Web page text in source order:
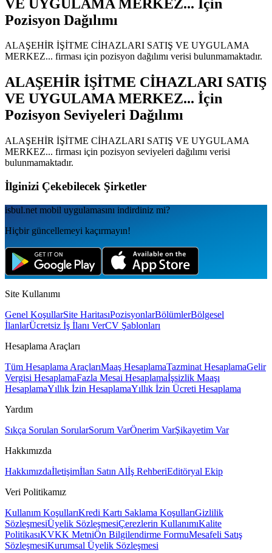
VE UYGULAMA MERKEZ... İçin
Pozisyon Dağılımı
ALAŞEHİR İŞİTME CİHAZLARI SATIŞ VE UYGULAMA
MERKEZ... firması için pozisyon dağılımı verisi bulunmamaktadır.
ALAŞEHİR İŞİTME CİHAZLARI SATIŞ
VE UYGULAMA MERKEZ... İçin
Pozisyon Seviyeleri Dağılımı
ALAŞEHİR İŞİTME CİHAZLARI SATIŞ VE UYGULAMA
MERKEZ... firması için pozisyon seviyeleri dağılımı verisi
bulunmamaktadır.
İlginizi Çekebilecek Şirketler
isbul.net mobil uygulamаsını indirdiniz mi?
Hiçbir güncellemeyi kaçırmayın!
Site Kullanımı
Genel KoşullarSite HaritasıPozisyonlarBölümlerBölgesel
İlanlarÜcretsiz İş İlanı VerCV Şablonları
Hesaplama Araçları
Tüm Hesaplama AraçlarıMaaş HesaplamaTazminat HesaplamaGelir
Vergisi HesaplamaFazla Mesai Hesaplamaİşsizlik Maaşı
HesaplamaYıllık İzin HesaplamaYıllık İzin Ücreti Hesaplama
Yardım
Sıkça Sorulan SorularSorum VarÖnerim VarŞikayetim Var
Hakkımızda
Hakkımızdaİletişimİlan Satın Alİş RehberiEditöryal Ekip
Veri Politikamız
Kullanım KoşullarıKredi Kartı Saklama KoşullarıGizlilik
SözleşmesiÜyelik SözleşmesiÇerezlerin KullanımıKalite
PolitikasıKVKK MetniÖn Bilgilendirme FormuMesafeli Satış
SözleşmesiKurumsal Üyelik Sözleşmesi